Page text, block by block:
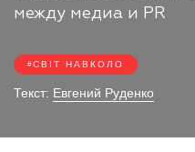
между медиа и PR
СВІТ НАВКОЛО
Текст: Евгений Руденко